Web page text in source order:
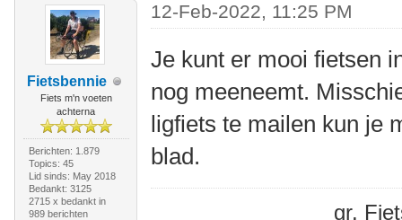
Fietsbennie
Fiets m'n voeten
achterna
Berichten: 1.879
Topics: 45
Lid sinds: May 2018
Bedankt: 3125
2715 x bedankt in
989 berichten
12-Feb-2022, 11:25 PM
Je kunt er mooi fietsen
nog meeneemt.
ligfiets te mailen kun je
blad.
gr.